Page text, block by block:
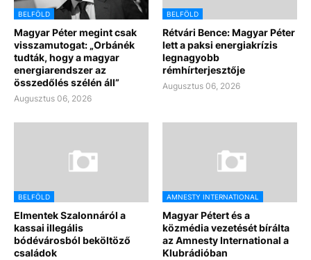
BELFÖLD
Magyar Péter megint csak
visszamutogat: „Orbánék
tudták, hogy a magyar
energiarendszer az
összedőlés szélén áll”
Augusztus 06, 2026
BELFÖLD
Rétvári Bence: Magyar Péter
lett a paksi energiakrízis
legnagyobb
rémhírterjesztője
Augusztus 06, 2026
BELFÖLD
Elmentek Szalonnáról a
kassai illegális
bódévárosból beköltöző
családok
AMNESTY INTERNATIONAL
Magyar Pétert és a
közmédia vezetését bírálta
az Amnesty International a
Klubrádióban